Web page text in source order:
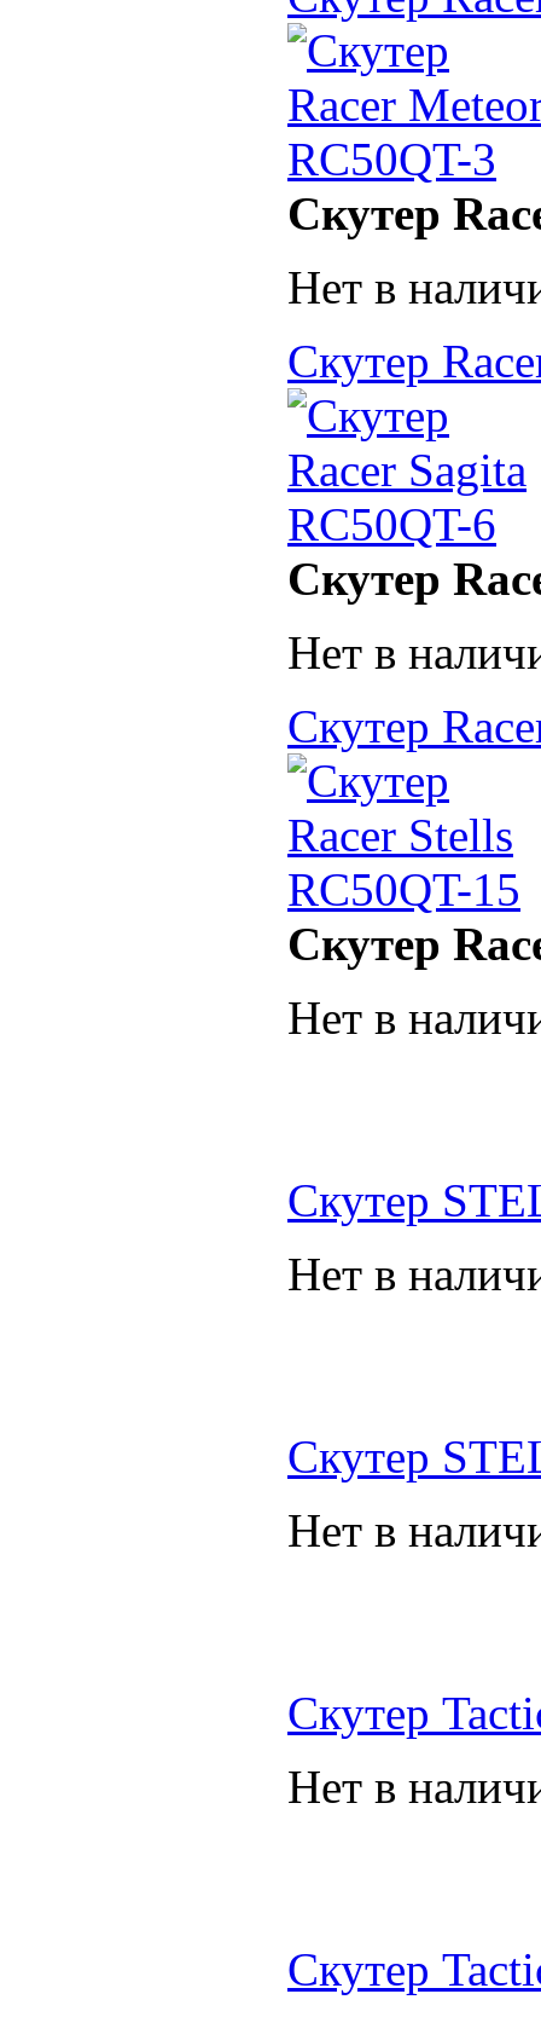
Скутер
Нет в
Скутер
Скутер
Нет в
Скутер
Скутер
Нет в
Скутер
Нет в
Скутер
Нет в
Скутер
Нет в
Скутер